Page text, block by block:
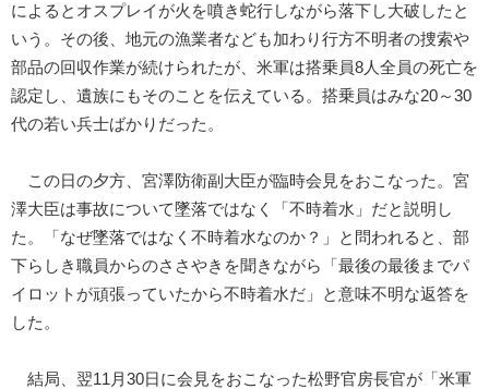
によるとオスプレイが火を噴き蛇行しながら落下し大破したと
いう。その後、地元の漁業者なども加わり行方不明者の捜索や
部品の回収作業が続けられたが、米軍は搭乗員8人全員の死亡を
認定し、遺族にもそのことを伝えている。搭乗員はみな20～30
代の若い兵士ばかりだった。
この日の夕方、宮澤防衛副大臣が臨時会見をおこなった。宮
澤大臣は事故について墜落ではなく「不時着水」だと説明し
た。「なぜ墜落ではなく不時着水なのか？」と問われると、部
下らしき職員からのささやきを聞きながら「最後の最後までパ
イロットが頑張っていたから不時着水だ」と意味不明な返答を
した。
結局、翌11月30日に会見をおこなった松野官房長官が「米軍